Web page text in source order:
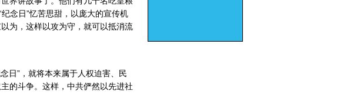
念日”忆苦思甜，以庞大的宣传机
为，这样以攻为守，就可以抵消流
日”，就将本来属于人权迫害、民
的斗争。这样，中共俨然以先进社